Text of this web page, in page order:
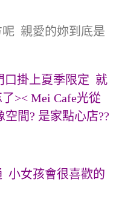
親愛的妳到底是
口掛上夏季限定 就
>< Mei Cafe光從
間? 是家點心店??
小女孩會很喜歡的